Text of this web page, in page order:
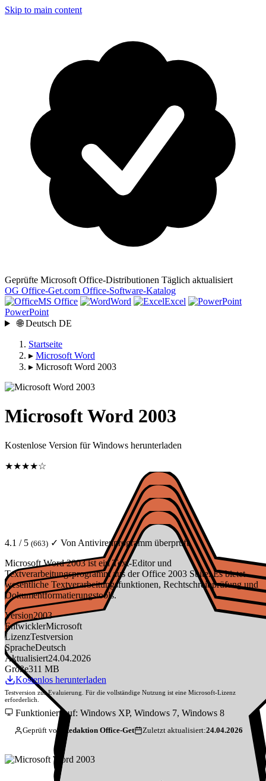
Skip to main content
Geprüfte Microsoft Office-Distributionen Täglich aktualisiert
OG Office-Get.com Office-Software-Katalog
MS Office
Word
Excel
PowerPoint
🌐 Deutsch DE
Startseite
▸ Microsoft Word
▸ Microsoft Word 2003
Microsoft Word 2003
Kostenlose Version für Windows herunterladen
★★★★☆
4.1 / 5 (663) ✓ Von Antivirenprogramm überprüft
Microsoft Word 2003 ist ein Text-Editor und
Textverarbeitungsprogramm aus der Office 2003 Suite. Es bietet
wesentliche Textverarbeitungsfunktionen, Rechtschreibprüfung und
Dokumentformatierungstools.
Version2003
EntwicklerMicrosoft
LizenzTestversion
SpracheDeutsch
Aktualisiert24.04.2026
Größe311 MB
Kostenlos herunterladen
Testversion zur Evaluierung. Für die vollständige Nutzung ist eine Microsoft-Lizenz
erforderlich.
Funktioniert auf: Windows XP, Windows 7, Windows 8
Geprüft von: Redaktion Office-Get Zuletzt aktualisiert:24.04.2026